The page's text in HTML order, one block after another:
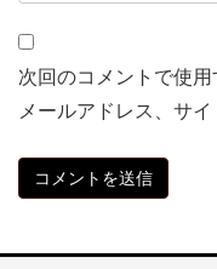
次回のコメントで使用
メールアドレス、サイ